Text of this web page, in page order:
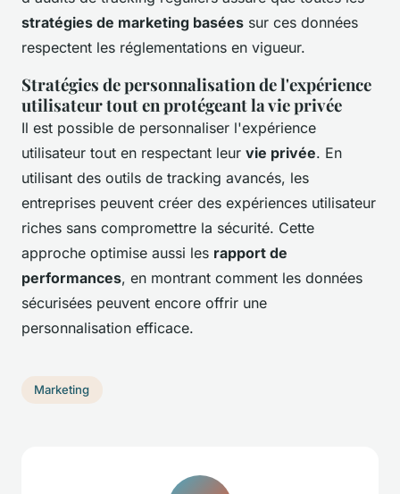
stratégies de marketing basées sur ces données
respectent les réglementations en vigueur.
Stratégies de personnalisation de l'expérience
utilisateur tout en protégeant la vie privée
Il est possible de personnaliser l'expérience
utilisateur tout en respectant leur vie privée. En
utilisant des outils de tracking avancés, les
entreprises peuvent créer des expériences utilisateur
riches sans compromettre la sécurité. Cette
approche optimise aussi les rapport de
performances, en montrant comment les données
sécurisées peuvent encore offrir une
personnalisation efficace.
Marketing